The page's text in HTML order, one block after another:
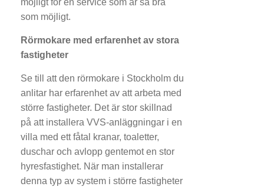
som möjligt.
Rörmokare med erfarenhet av stora
fastigheter
Se till att den rörmokare i Stockholm du
anlitar har erfarenhet av att arbeta med
större fastigheter. Det är stor skillnad
på att installera VVS-anläggningar i en
villa med ett fåtal kranar, toaletter,
duschar och avlopp gentemot en stor
hyresfastighet. När man installerar
denna typ av system i större fastigheter